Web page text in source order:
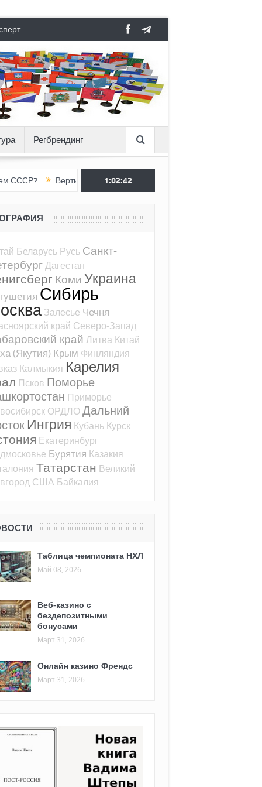
Регбрендинг
Вертикаль под давлением Тоннель в пустоте, как Ёжик в
1:02:43
Беларусь Русь Санкт-
Дагестан
Коми Украина
Сибирь
Залесье Чечня
край Северо-Запад
край Литва Китай
(Якутия) Крым Финляндия
Калмыкия Карелия
Псков Поморье
Приморье
ОРДЛОДальний
Ингрия Кубань Курск
Екатеринбург
Бурятия Казакия
Татарстан Великий
США Байкалия
Таблица чемпионата НХЛ
Май 08, 2026
Веб-казино с
бездепозитными
бонусами
Март 31, 2026
Онлайн казино Френдс
Март 31, 2026